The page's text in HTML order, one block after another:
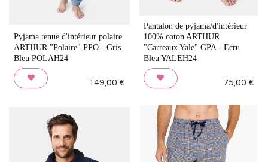
Pyjama tenue d'intérieur polaire
ARTHUR "Polaire" PPO - Gris
Bleu POLAH24
149,00 €
Pantalon de pyjama/d'intérieur
100% coton ARTHUR
"Carreaux Yale" GPA - Ecru
Bleu YALEH24
75,00 €